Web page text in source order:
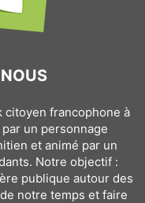
citoyen francophone à
un personnage
et animé par un
Notre objectif :
publique autour des
notre temps et faire